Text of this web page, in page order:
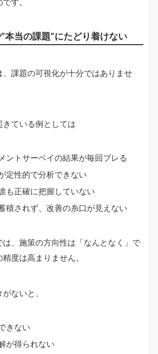
す。
本当の課題”にたどり着けない
、課題の可視化が十分ではありませ
ている例としては
ントサーベイの結果が毎回ブレる
定性的で分析できない
も正確に把握していない
積されず、改善の糸口が見えない
は、施策の方向性は「なんとなく」で
度は高まりません。
ないと、
きない
が得られない